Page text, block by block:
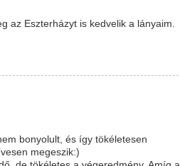
az Eszterházyt is kedvelik a lányaim.
bonyolult, és így tökéletesen
megeszik:)